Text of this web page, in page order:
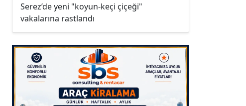
Serez’de yeni "koyun-keçi çiçeği"
vakalarına rastlandı